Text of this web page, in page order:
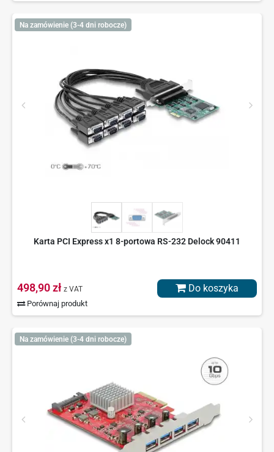
Na zamówienie (3-4 dni robocze)
Karta PCI Express x1 8-portowa RS-232 Delock 90411
498,90 zł z VAT
Porównaj produkt
Do koszyka
Na zamówienie (3-4 dni robocze)